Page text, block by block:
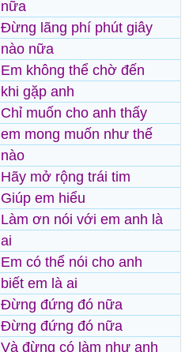
nữa
Đừng lãng phí phút giây
nào nữa
Em không thể chờ đến
khi gặp anh
Chỉ muốn cho anh thấy
em mong muốn như thế
nào
Hãy mở rộng trái tim
Giúp em hiểu
Làm ơn nói với em anh là
ai
Em có thể nói cho anh
biết em là ai
Đừng đứng đó nữa
Đừng đứng đó nữa
Và đừng có làm như anh